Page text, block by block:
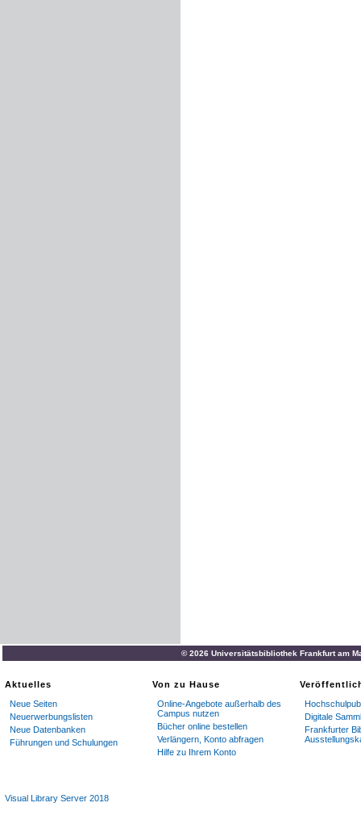
© 2026 Universitätsbibliothek Frankfurt am
Aktuelles
Neue Seiten
Neuerwerbungslisten
Neue Datenbanken
Führungen und Schulungen
Von zu Hause
Online-Angebote außerhalb des
Campus nutzen
Bücher online bestellen
Verlängern, Konto abfragen
Hilfe zu Ihrem Konto
Digitale
Frankfurter
Visual Library Server 2018